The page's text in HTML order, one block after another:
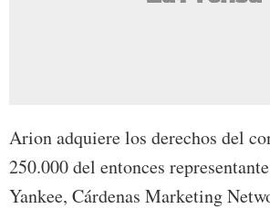
Arion adquiere los derechos del
250.000 del entonces
Yankee, Cárdenas Marketing